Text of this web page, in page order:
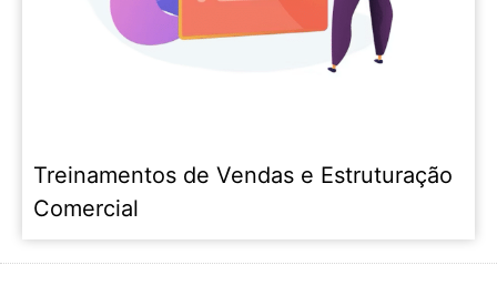
Treinamentos de Vendas e Estruturação
Comercial